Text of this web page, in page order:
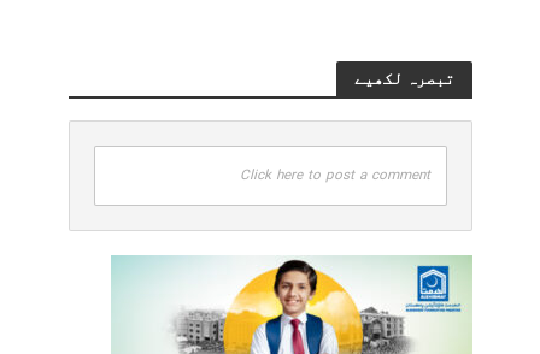
تبصرہ لکھیے
Click here to post a comment